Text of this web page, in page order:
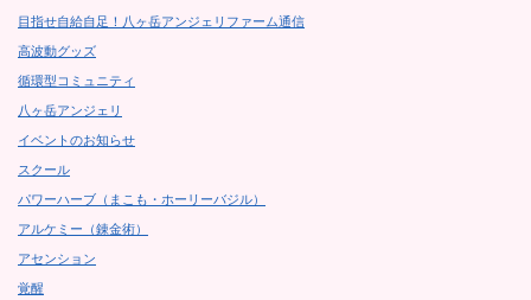
目指せ自給自足！八ヶ岳アンジェリファーム通信
高波動グッズ
循環型コミュニティ
八ヶ岳アンジェリ
イベントのお知らせ
スクール
パワーハーブ（まこも・ホーリーバジル）
アルケミー（錬金術）
アセンション
覚醒